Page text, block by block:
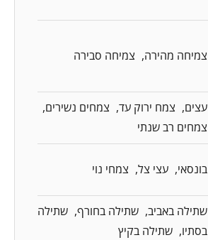
צמיחה מהירה צמיחה סבירה
עצים צמח ירוק עד
צמחים נשירים
צמחים רב שנתי
בונסאי עצי צל צמחי נוי
שתילה באביב שתילה בחורף שתילה
בסתיו
שתילה בקיץ